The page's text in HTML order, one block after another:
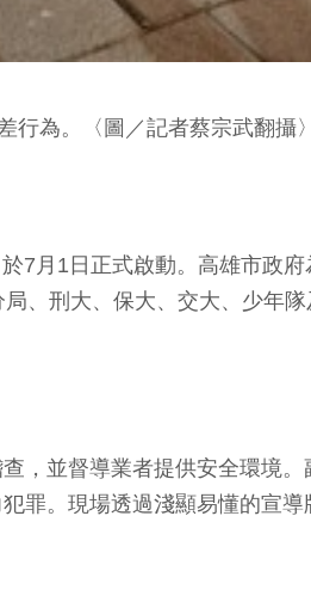
為。〈圖／記者蔡宗武翻攝〉
7月1日正式啟動。高雄市政
、刑大、保大、交大、少年
，並督導業者提供安全環境
罪。現場透過淺顯易懂的宣